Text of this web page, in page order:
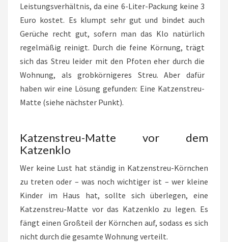
Leistungsverhältnis, da eine 6-Liter-Packung keine 3
Euro kostet. Es klumpt sehr gut und bindet auch
Gerüche recht gut, sofern man das Klo natürlich
regelmäßig reinigt. Durch die feine Körnung, trägt
sich das Streu leider mit den Pfoten eher durch die
Wohnung, als grobkörnigeres Streu. Aber dafür
haben wir eine Lösung gefunden: Eine Katzenstreu-
Matte (siehe nächster Punkt).
Katzenstreu-Matte vor dem
Katzenklo
Wer keine Lust hat ständig in Katzenstreu-Körnchen
zu treten oder – was noch wichtiger ist – wer kleine
Kinder im Haus hat, sollte sich überlegen, eine
Katzenstreu-Matte vor das Katzenklo zu legen. Es
fängt einen Großteil der Körnchen auf, sodass es sich
nicht durch die gesamte Wohnung verteilt.